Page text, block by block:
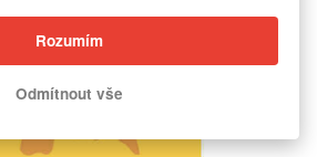
Rozumím
Odmítnout vše